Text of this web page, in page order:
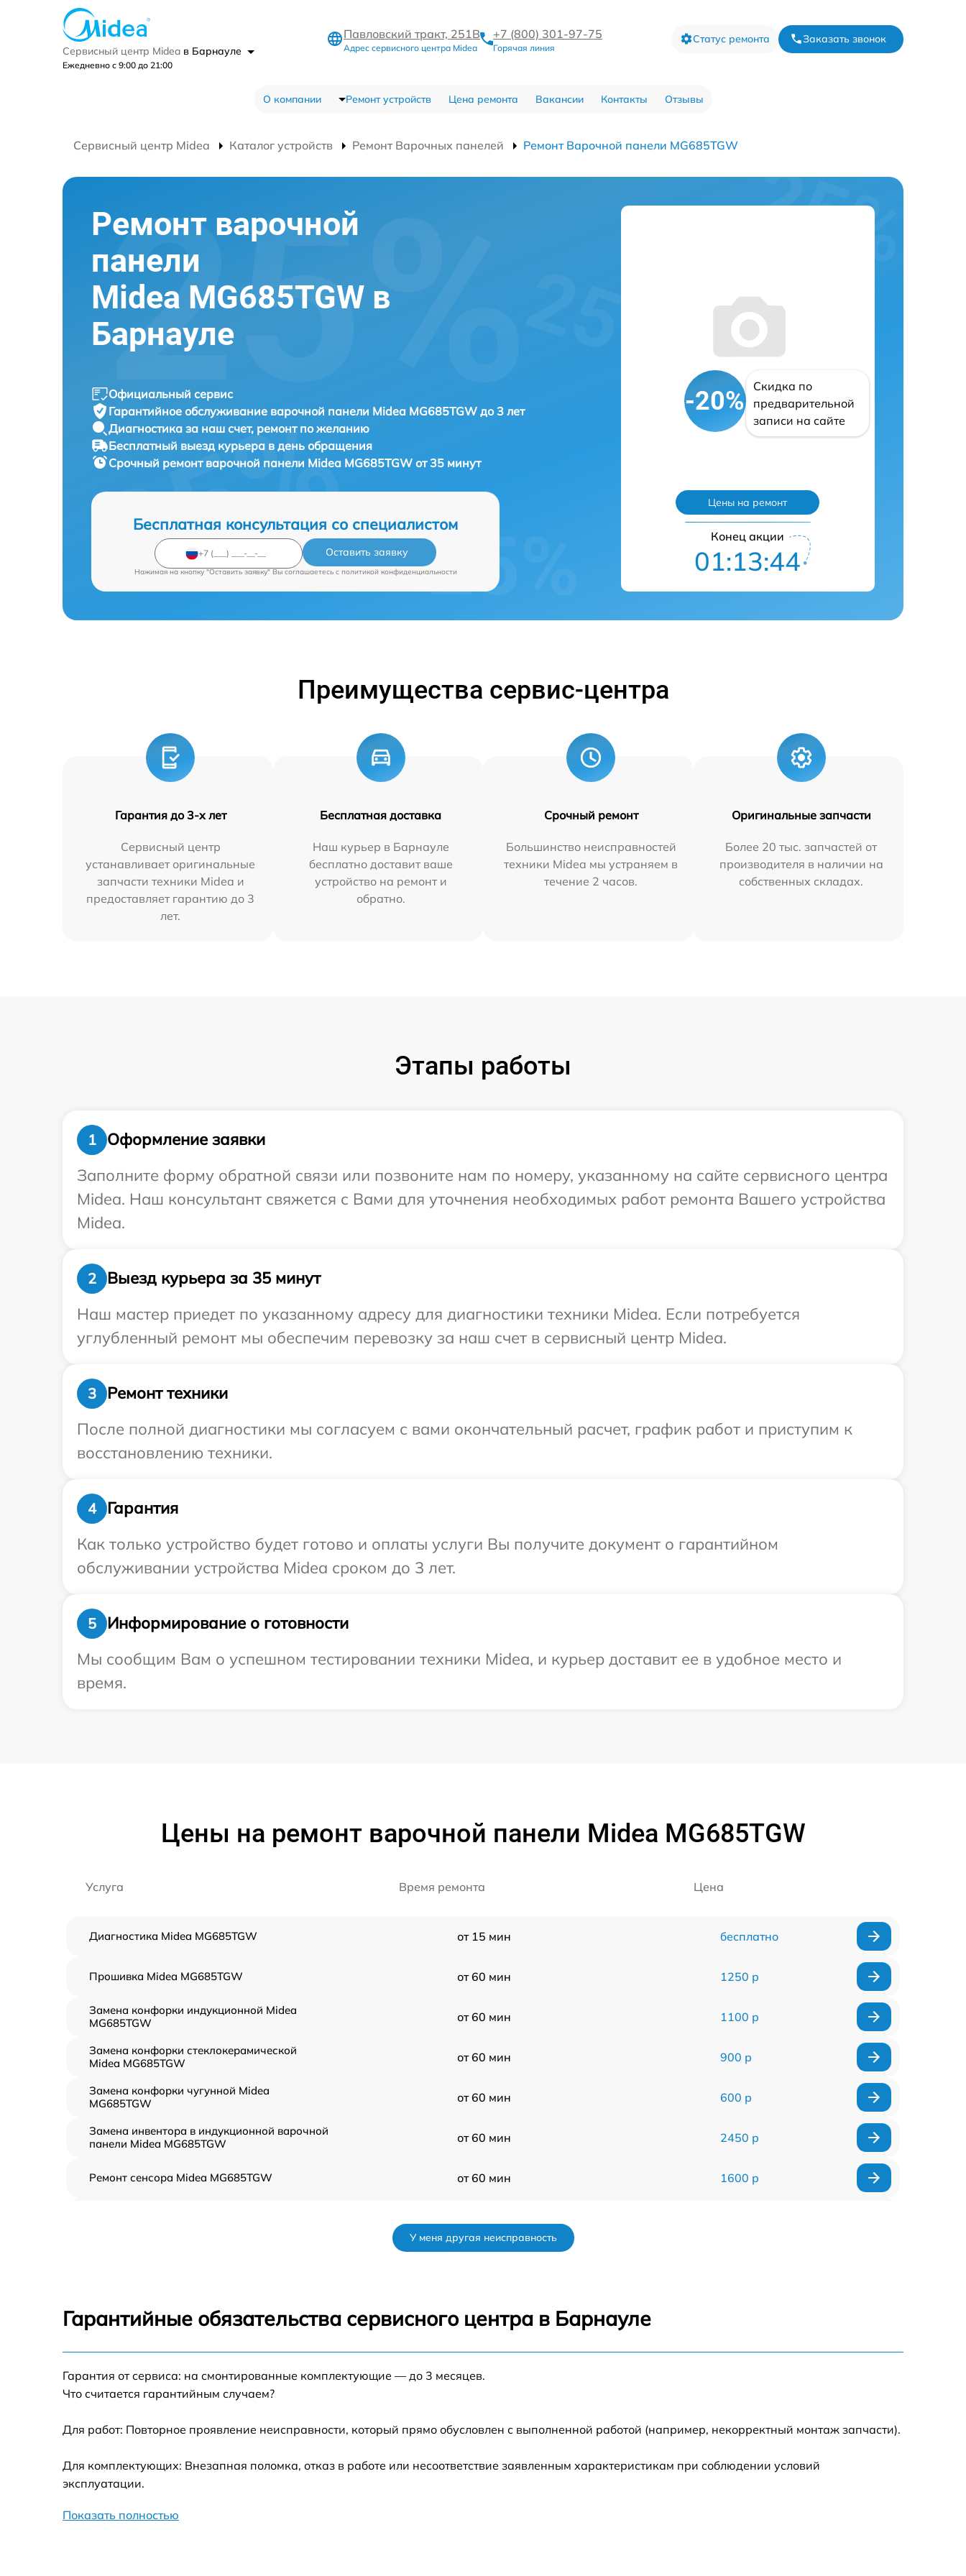
Сервисный центр Midea в Барнауле
Ежедневно с 9:00 до 21:00
Павловский тракт, 251В
Адрес сервисного центра Midea
+7 (800) 301-97-75
Горячая линия
Статус ремонта Заказать звонок
О компании Ремонт устройств Цена ремонта Вакансии Контакты Отзывы
Сервисный центр Midea Каталог устройств Ремонт Варочных панелей Ремонт Варочной панели MG685TGW
Ремонт варочной
панели
Midea MG685TGW в
Барнауле
Официальный сервис
Гарантийное обслуживание варочной панели Midea MG685TGW до 3 лет
Диагностика за наш счет, ремонт по желанию
Бесплатный выезд курьера в день обращения
Срочный ремонт варочной панели Midea MG685TGW от 35 минут
Бесплатная консультация со специалистом
Оставить заявку
Нажимая на кнопку "Оставить заявку" Вы соглашаетесь c политикой конфиденциальности
-20%
Скидка по
предварительной
записи на сайте
Цены на ремонт
Конец акции
01:13:43
Преимущества сервис-центра
Гарантия до 3-х лет
Сервисный центр
устанавливает оригинальные
запчасти техники Midea и
предоставляет гарантию до 3
лет.
Бесплатная доставка
Наш курьер в Барнауле
бесплатно доставит ваше
устройство на ремонт и
обратно.
Срочный ремонт
Большинство неисправностей
техники Midea мы устраняем в
течение 2 часов.
Оригинальные запчасти
Более 20 тыс. запчастей от
производителя в наличии на
собственных складах.
Этапы работы
1
Оформление заявки
Заполните форму обратной связи или позвоните нам по номеру, указанному на сайте сервисного центра
Midea. Наш консультант свяжется с Вами для уточнения необходимых работ ремонта Вашего устройства
Midea.
2
Выезд курьера за 35 минут
Наш мастер приедет по указанному адресу для диагностики техники Midea. Если потребуется
углубленный ремонт мы обеспечим перевозку за наш счет в сервисный центр Midea.
3
Ремонт техники
После полной диагностики мы согласуем с вами окончательный расчет, график работ и приступим к
восстановлению техники.
4
Гарантия
Как только устройство будет готово и оплаты услуги Вы получите документ о гарантийном
обслуживании устройства Midea сроком до 3 лет.
5
Информирование о готовности
Мы сообщим Вам о успешном тестировании техники Midea, и курьер доставит ее в удобное место и
время.
Цены на ремонт варочной панели Midea MG685TGW
Услуга Время ремонта Цена
Диагностика Midea MG685TGW от 15 мин бесплатно
Прошивка Midea MG685TGW от 60 мин 1250 р
Замена конфорки индукционной Midea
MG685TGW
от 60 мин 1100 р
Замена конфорки стеклокерамической
Midea MG685TGW
от 60 мин 900 р
Замена конфорки чугунной Midea
MG685TGW
от 60 мин 600 р
Замена инвентора в индукционной варочной
панели Midea MG685TGW
от 60 мин 2450 р
Ремонт сенсора Midea MG685TGW от 60 мин 1600 р
Замена сенсора Midea MG685TGW от 60 мин
У меня другая неисправность
Гарантийные обязательства сервисного центра в Барнауле
Гарантия от сервиса: на смонтированные комплектующие — до 3 месяцев.
Что считается гарантийным случаем?
Для работ: Повторное проявление неисправности, который прямо обусловлен с выполненной работой (например, некорректный монтаж запчасти).
Для комплектующих: Внезапная поломка, отказ в работе или несоответствие заявленным характеристикам при соблюдении условий
эксплуатации.
Показать полностью